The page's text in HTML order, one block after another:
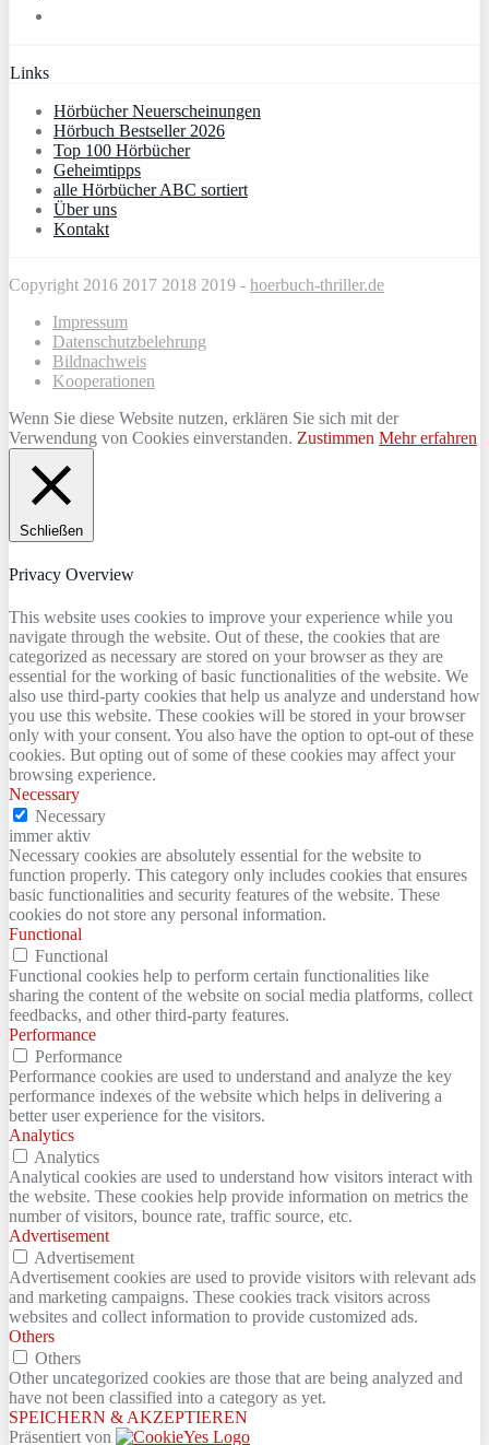
Links
Hörbücher Neuerscheinungen
Hörbuch Bestseller 2026
Top 100 Hörbücher
Geheimtipps
alle Hörbücher ABC sortiert
Über uns
Kontakt
Copyright 2016 2017 2018 2019 - hoerbuch-thriller.de
Impressum
Datenschutzbelehrung
Bildnachweis
Kooperationen
Wenn Sie diese Website nutzen, erklären Sie sich mit der
Verwendung von Cookies einverstanden. Zustimmen Mehr erfahren
Schließen
Privacy Overview
This website uses cookies to improve your experience while you
navigate through the website. Out of these, the cookies that are
categorized as necessary are stored on your browser as they are
essential for the working of basic functionalities of the website. We
also use third-party cookies that help us analyze and understand how
you use this website. These cookies will be stored in your browser
only with your consent. You also have the option to opt-out of these
cookies. But opting out of some of these cookies may affect your
browsing experience.
Necessary
Necessary
immer aktiv
Necessary cookies are absolutely essential for the website to
function properly. This category only includes cookies that ensures
basic functionalities and security features of the website. These
cookies do not store any personal information.
Functional
Functional
Functional cookies help to perform certain functionalities like
sharing the content of the website on social media platforms, collect
feedbacks, and other third-party features.
Performance
Performance
Performance cookies are used to understand and analyze the key
performance indexes of the website which helps in delivering a
better user experience for the visitors.
Analytics
Analytics
Analytical cookies are used to understand how visitors interact with
the website. These cookies help provide information on metrics the
number of visitors, bounce rate, traffic source, etc.
Advertisement
Advertisement
Advertisement cookies are used to provide visitors with relevant ads
and marketing campaigns. These cookies track visitors across
websites and collect information to provide customized ads.
Others
Others
Other uncategorized cookies are those that are being analyzed and
have not been classified into a category as yet.
SPEICHERN & AKZEPTIEREN
Präsentiert von